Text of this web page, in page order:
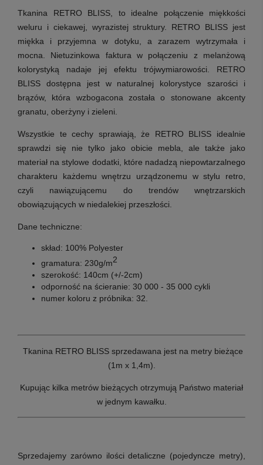
Tkanina RETRO BLISS, to idealne połączenie miękkości
weluru i ciekawej, wyrazistej struktury. RETRO BLISS jest
miękka i przyjemna w dotyku, a zarazem wytrzymała i
mocna. Nietuzinkowa faktura w połączeniu z melanżową
kolorystyką nadaje jej efektu trójwymiarowości. RETRO
BLISS dostępna jest w naturalnej kolorystyce szarości i
brązów, która wzbogacona została o stonowane akcenty
granatu, oberżyny i zieleni.
Wszystkie te cechy sprawiają, że RETRO BLISS idealnie
sprawdzi się nie tylko jako obicie mebla, ale także jako
materiał na stylowe dodatki, które nadadzą niepowtarzalnego
charakteru każdemu wnętrzu urządzonemu w stylu retro,
czyli nawiązującemu do trendów wnętrzarskich
obowiązujących w niedalekiej przeszłości.
Dane techniczne:
skład: 100% Polyester
gramatura: 230g/m2
szerokość: 140cm (+/-2cm)
odporność na ścieranie: 30 000 - 35 000 cykli
numer koloru z próbnika: 32.
Tkanina RETRO BLISS sprzedawana jest na metry bieżące
(1m x 1,4m).
Kupując kilka metrów bieżących otrzymują Państwo materiał
w jednym kawałku.
Sprzedajemy zarówno ilości detaliczne (pojedyncze metry),